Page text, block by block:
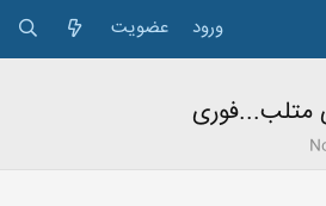
ورود عضویت
متلب...فوری